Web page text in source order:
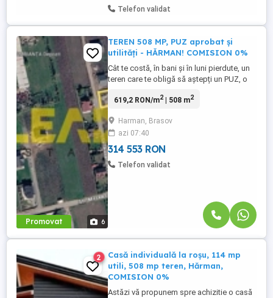
Telefon validat
Promovat 6
TEREN 508 MP, PUZ aprobat și
utilități - HĂRMAN! COMISION 0%
Cât te costă, în bani și în luni pierdute, un
teren care te obligă să aștepți un PUZ, o
primărie? Aici, tot acest drum este deja
din prima zi! Nu “promis” pentru peste un
an, NU în "apropiere". 508 mp, formă
regulată, front ...
619,2 RON/m2| 508 m2
Harman, Brasov
azi 07:40
314 553 RON
Telefon validat
2
Casă individuală la roșu, 114 mp
utili, 508 mp teren, Hărman,
COMISION 0%
Astăzi vă propunem spre achizitie o casă